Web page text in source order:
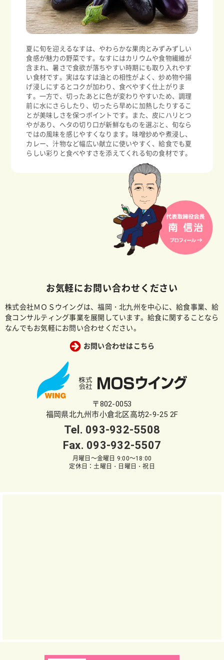
夏に旬を迎えるなすは、やわらかな果肉とみずみずしい
食感が魅力の野菜です。なすにはカリウムや食物繊維が
含まれ、暑さで食欲が落ちやすい時期にも取り入れやす
い食材です。実はなすは油との相性がよく、炒め物や揚
げ浸しにするとコクが加わり、食べやすく仕上がりま
す。一方で、切ったあとに色が変わりやすいため、調理
前に水にさらしたり、切ったら早めに加熱したりするこ
とが美味しさを保つポイントです。また、皮にハリとつ
やがあり、ヘタの切り口が新鮮なものを選ぶと、旬なら
ではの風味を感じやすくなります。味噌炒めや煮浸し、
カレー、汁物など幅広い献立に使いやすく、給食でも夏
らしい彩りと食べやすさを添えてくれる旬の食材です。
お気軽にお問い合わせください
株式会社ＭＯＳウイングは、福岡・北九州を中心に、給食事業、給
食コンサルティング事業を展開しています。給食に関することなら
なんでもお気軽にお問い合わせください。
お問い合わせはこちら
〒802-0053
福岡県北九州市小倉北区高坊2-9-25 2F
Tel. 093-932-5508
Fax. 093-932-5507
月曜日～金曜日 9:00～18:00
定休日：土曜日・日曜日・祝日